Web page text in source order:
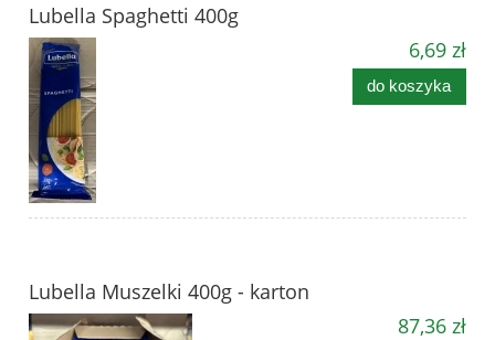
Lubella Spaghetti 400g
6,69 zł
do koszyka
Lubella Muszelki 400g - karton
87,36 zł